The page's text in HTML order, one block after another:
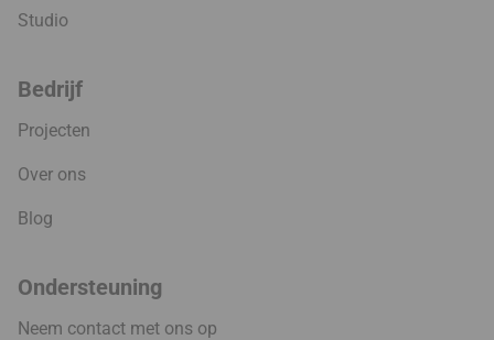
Studio
Bedrijf
Projecten
Over ons
Blog
Ondersteuning
Neem contact met ons op